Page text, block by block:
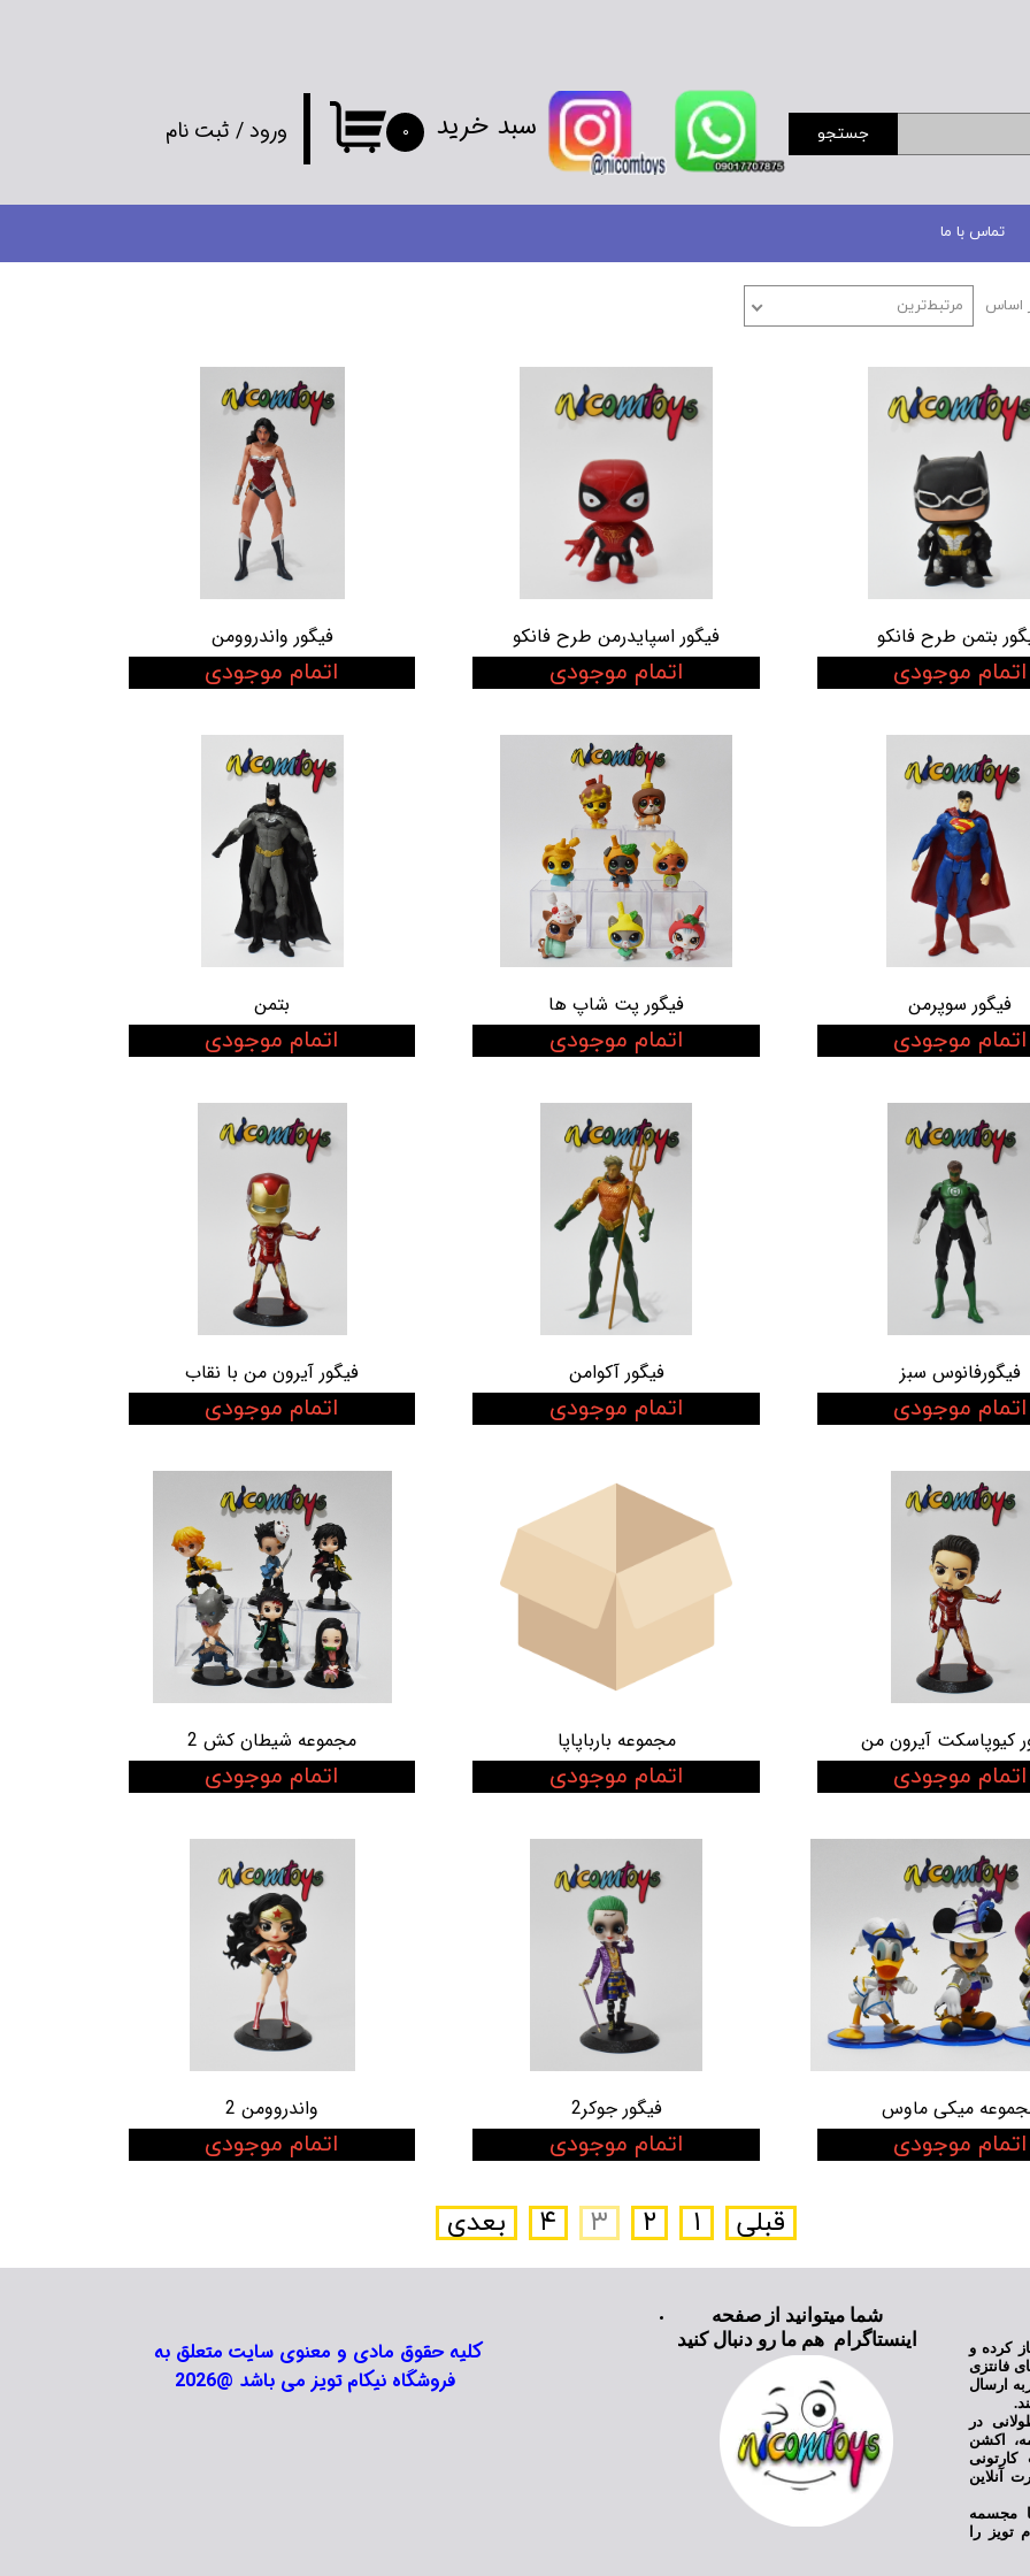
ورود/ ثبت نام
خروج از
حساب کاربری
جستجو ۰ سبد خرید
تماس با ما
اساس مرتبط‌ترین
بتمن طرح فانکو
اتمام موجودی
فیگور اسپایدرمن طرح فانکو
اتمام موجودی
فیگور واندروومن
اتمام موجودی
فیگور سوپرمن
اتمام موجودی
فیگور پت شاپ ها
اتمام موجودی
بتمن
اتمام موجودی
فیگورفانوس سبز
اتمام موجودی
فیگور آکوامن
اتمام موجودی
فیگور آیرون من با نقاب
اتمام موجودی
کیوپاسکت آیرون من
اتمام موجودی
مجموعه بارباپاپا
اتمام موجودی
مجموعه شیطان کش 2
اتمام موجودی
میکی ماوس
اتمام موجودی
فیگور جوکر2
اتمام موجودی
واندروومن 2
اتمام موجودی
قبلی ۱ ۲ ۳ ۴ بعدی
نیکام تویز فعالیت خود را از سال ۱۳۹۸ آغاز کرده و
فانتزی
ارسال
در
اکشن
آنلاین
مجسمه
را
فروشگاه نیکام تویز می باشد @2026
شما میتوانید از صفحه
اینستاگرام هم ما رو دنبال کنید